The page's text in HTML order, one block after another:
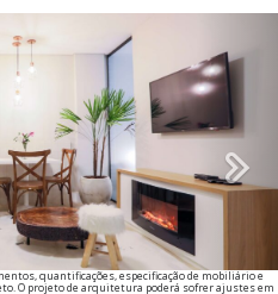
quantificações, especificação de mobiliário e
O projeto de arquitetura poderá sofrer ajustes em